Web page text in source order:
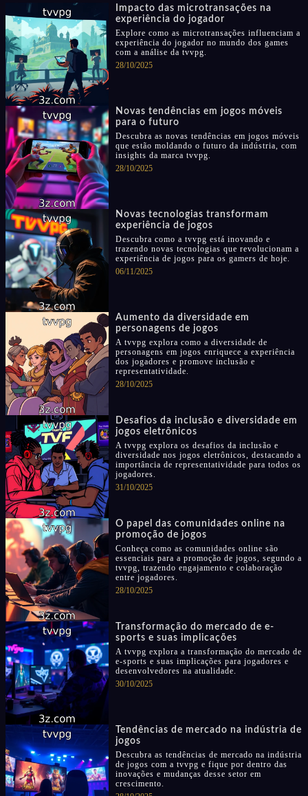
Impacto das microtransações na
experiência do jogador
Explore como as microtransações influenciam a
experiência do jogador no mundo dos games
com a análise da tvvpg.
28/10/2025
Novas tendências em jogos móveis
para o futuro
Descubra as novas tendências em jogos móveis
que estão moldando o futuro da indústria, com
insights da marca tvvpg.
28/10/2025
Novas tecnologias transformam
experiência de jogos
Descubra como a tvvpg está inovando e
trazendo novas tecnologias que revolucionam a
experiência de jogos para os gamers de hoje.
06/11/2025
Aumento da diversidade em
personagens de jogos
A tvvpg explora como a diversidade de
personagens em jogos enriquece a experiência
dos jogadores e promove inclusão e
representatividade.
28/10/2025
Desafios da inclusão e diversidade em
jogos eletrônicos
A tvvpg explora os desafios da inclusão e
diversidade nos jogos eletrônicos, destacando a
importância de representatividade para todos os
jogadores.
31/10/2025
O papel das comunidades online na
promoção de jogos
Conheça como as comunidades online são
essenciais para a promoção de jogos, segundo a
tvvpg, trazendo engajamento e colaboração
entre jogadores.
28/10/2025
Transformação do mercado de e-
sports e suas implicações
A tvvpg explora a transformação do mercado de
e-sports e suas implicações para jogadores e
desenvolvedores na atualidade.
30/10/2025
Tendências de mercado na indústria de
jogos
Descubra as tendências de mercado na indústria
de jogos com a tvvpg e fique por dentro das
inovações e mudanças desse setor em
crescimento.